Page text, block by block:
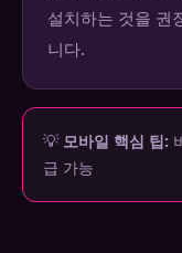
설치하는 것을 권
니다.
💡 모바일 핵심 팁:
급 가능